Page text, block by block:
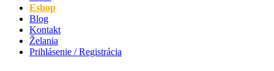
Eshop
Blog
Kontakt
Želania
Prihlásenie / Registrácia